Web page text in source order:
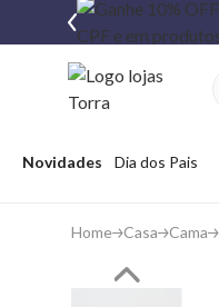
Abrir menu
Novidades Dia dos Pais
fechar menu
fechar menu
favoritos
Home Casa Cama